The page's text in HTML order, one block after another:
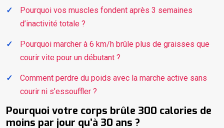
Pourquoi vos muscles fondent après 3 semaines
d’inactivité totale ?
Pourquoi marcher à 6 km/h brûle plus de graisses que
courir vite pour un débutant ?
Comment perdre du poids avec la marche active sans
courir ni s’essouffler ?
Pourquoi votre corps brûle 300 calories de
moins par jour qu’à 30 ans ?